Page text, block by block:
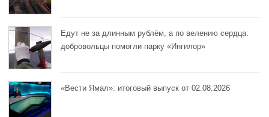
Едут не за длинным рублём, а по велению сердца:
добровольцы помогли парку «Ингилор»
«Вести Ямал»: итоговый выпуск от 02.08.2026